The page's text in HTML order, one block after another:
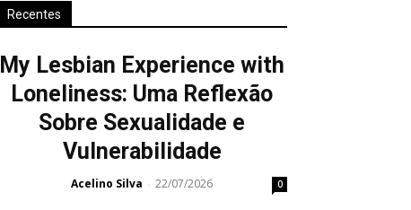
Recentes
My Lesbian Experience with
Loneliness: Uma Reflexão
Sobre Sexualidade e
Vulnerabilidade
Acelino Silva - 22/07/2026 0